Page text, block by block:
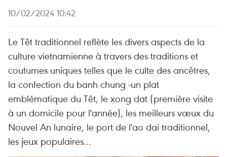
10/02/2024 10:42
Le Têt traditionnel reflète les divers aspects de la
culture vietnamienne à travers des traditions et
coutumes uniques telles que le culte des ancêtres,
la confection du banh chung -un plat
emblématique du Têt, le xong dat (première visite
à un domicile pour l'année), les meilleurs vœux du
Nouvel An lunaire, le port de l'ao dai traditionnel,
les jeux populaires...